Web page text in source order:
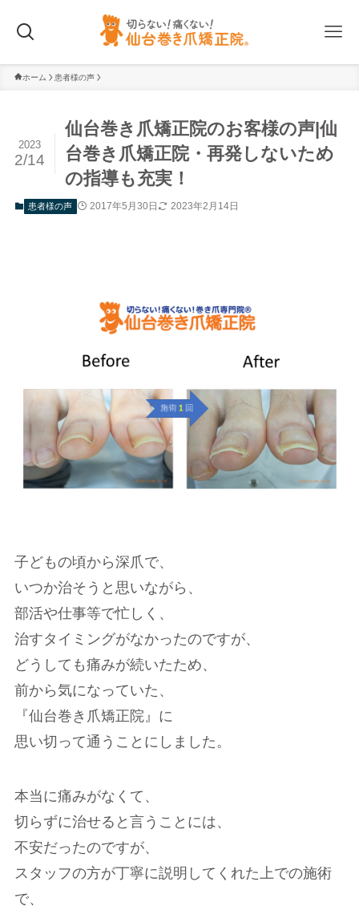
ホーム 患者様の声
仙台巻き爪矯正院のお客様の声|仙
台巻き爪矯正院・再発しないため
の指導も充実！
2023
2/14
患者様の声 2017年5月30日 2023年2月14日
子どもの頃から深爪で、
いつか治そうと思いながら、
部活や仕事等で忙しく、
治すタイミングがなかったのですが、
どうしても痛みが続いたため、
前から気になっていた、
『仙台巻き爪矯正院』に
思い切って通うことにしました。
本当に痛みがなくて、
切らずに治せると言うことには、
不安だったのですが、
スタッフの方が丁寧に説明してくれた上での施術
で、